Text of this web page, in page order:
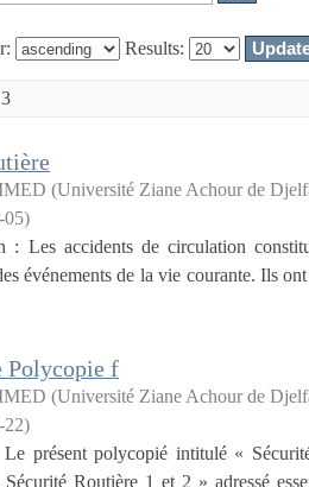
Results:
(Université Ziane Achour de
05)
: Les accidents de circulation
événements de la vie courante. Ils
Polycopie f
(Université Ziane Achour de
22)
présent polycopié intitulé «
Routière 1 et 2 » adressé